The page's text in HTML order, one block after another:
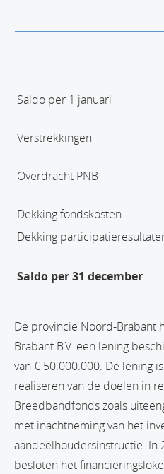
Saldo per 1 januari
Verstrekkingen
Overdracht PNB
Dekking fondskosten
Dekking
Saldo per 31 december
De provincie Noord-Brabant
Brabant B.V. een lening
van € 50.000.000. De lening
realiseren van de doelen in
Breedbandfonds zoals
met inachtneming van het
aandeelhoudersinstructie. In
besloten het